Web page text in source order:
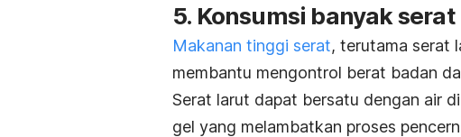
5. Konsumsi banyak serat
Makanan tinggi serat, terutama serat
membantu mengontrol berat badan
Serat larut dapat bersatu dengan air
gel yang melambatkan proses